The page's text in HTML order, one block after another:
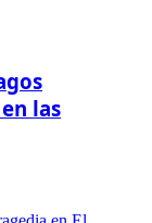
las